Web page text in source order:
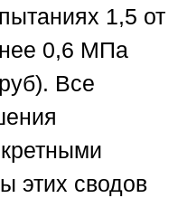
1,5 от
0,6 МПа
Все
этих сводов